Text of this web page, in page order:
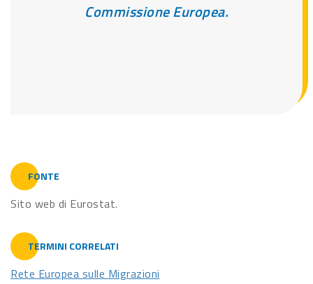
Commissione Europea.
FONTE
Sito web di Eurostat.
TERMINI CORRELATI
Rete Europea sulle Migrazioni